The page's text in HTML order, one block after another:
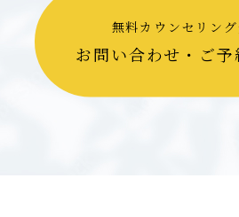
無料カウンセリン
お問い合わせ・ご予